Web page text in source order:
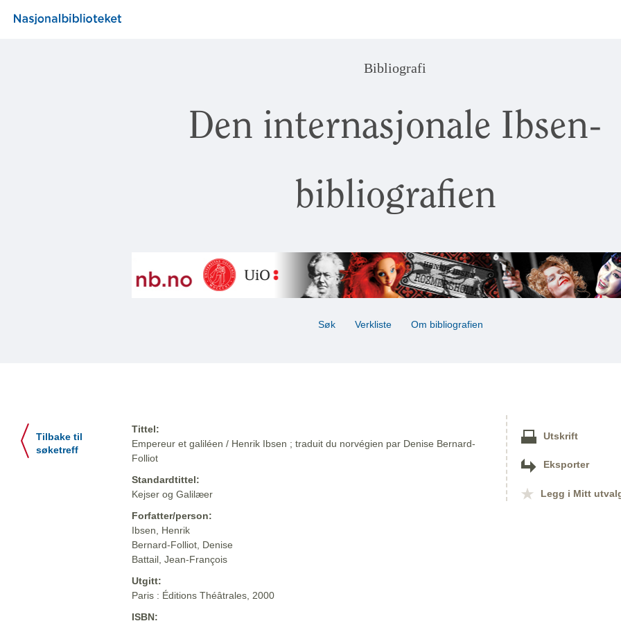
Bibliografi
Den internasjonale Ibsen-
bibliografien
Søk Verkliste Om bibliografien
Tilbake til
søketreff
Tittel:
Empereur et galiléen / Henrik Ibsen ; traduit du norvégien par Denise Bernard-
Folliot
Standardtittel:
Kejser og Galilæer
Forfatter/person:
Ibsen, Henrik
Bernard-Folliot, Denise
Battail, Jean-François
Utgitt:
Paris : Éditions Théâtrales, 2000
ISBN:
Utskrift
Eksporter
Legg i Mitt